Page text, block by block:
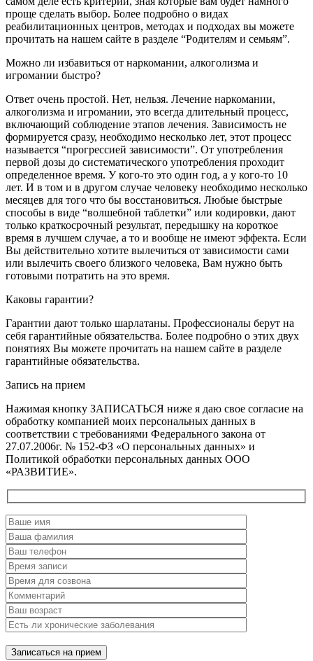
проще сделать выбор. Более подробно о видах
реабилитационных центров, методах и подходах вы можете
прочитать на нашем сайте в разделе “Родителям и семьям”.
Можно ли избавиться от наркомании, алкоголизма и
игромании быстро?
Ответ очень простой. Нет, нельзя. Лечение наркомании,
алкоголизма и игромании, это всегда длительный процесс,
включающий соблюдение этапов лечения. Зависимость не
формируется сразу, необходимо несколько лет, этот процесс
называется “прогрессией зависимости”. От употребления
первой дозы до систематического употребления проходит
определенное время. У кого-то это один год, а у кого-то 10
лет. И в том и в другом случае человеку необходимо несколько
месяцев для того что бы восстановиться. Любые быстрые
способы в виде “волшебной таблетки” или кодировки, дают
только краткосрочный результат, передышку на короткое
время в лучшем случае, а то и вообще не имеют эффекта. Если
Вы действительно хотите вылечиться от зависимости сами
или вылечить своего близкого человека, Вам нужно быть
готовыми потратить на это время.
Каковы гарантии?
Гарантии дают только шарлатаны. Профессионалы берут на
себя гарантийные обязательства. Более подробно о этих двух
понятиях Вы можете прочитать на нашем сайте в разделе
гарантийные обязательства.
Запись на прием
Нажимая кнопку ЗАПИСАТЬСЯ ниже я даю свое согласие на
обработку компанией моих персональных данных в
соответствии с требованиями Федерального закона от
27.07.2006г. № 152-ФЗ «О персональных данных» и
Политикой обработки персональных данных ООО
«РАЗВИТИЕ».